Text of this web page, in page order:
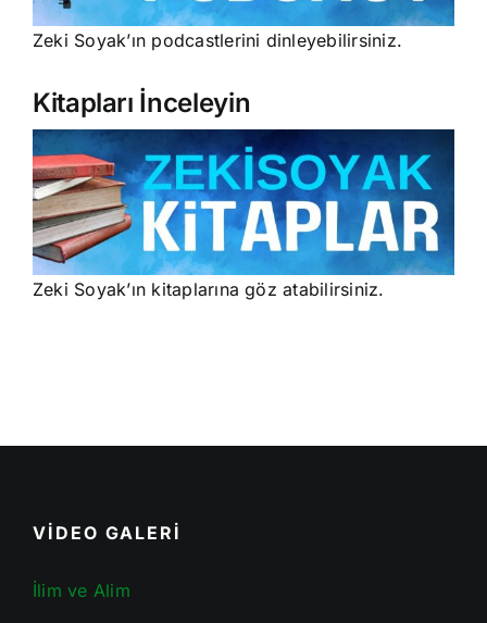
Zeki Soyak’ın podcastlerini dinleyebilirsiniz.
Kitapları İnceleyin
Zeki Soyak’ın kitaplarına göz atabilirsiniz.
VİDEO GALERİ
İlim ve Alim